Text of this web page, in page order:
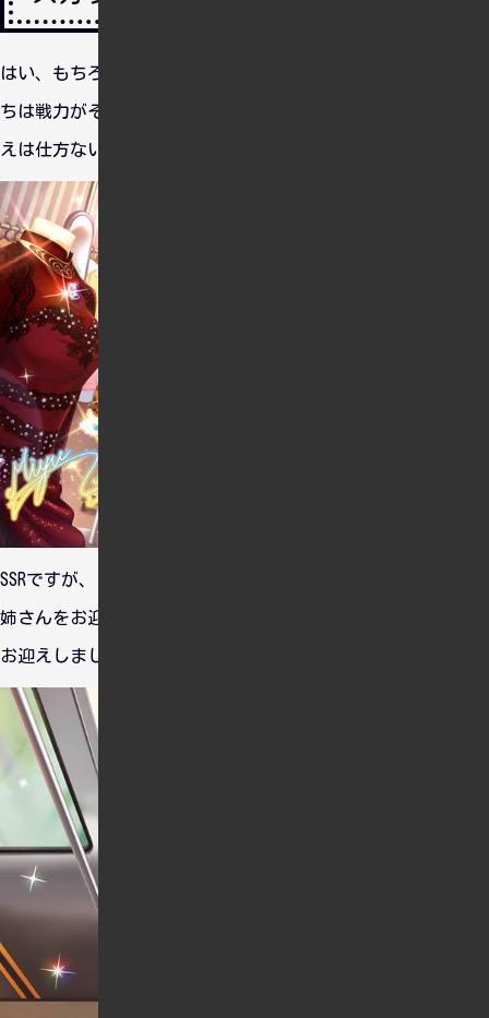
はい、もちろんスカウトチケットは購入しました。言ってもう
ちは戦力がそろっていないからね。スカウトチケットでのお迎
えは仕方ないね。
SSRですが、クールが弱いので美波さんをお迎えするか三船お
姉さんをお迎えするかで悩みましたが、今回は三船お姉さんを
お迎えしました。